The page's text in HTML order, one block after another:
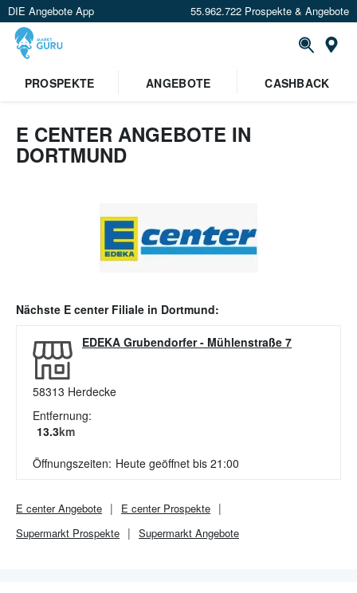
DIE Angebote App 55.962.722 Prospekte & Angebote
PROSPEKTE
ANGEBOTE CASHBACK
E CENTER ANGEBOTE IN
DORTMUND
Nächste E centerFiliale in Dortmund:
EDEKA Grubendorfer- Mühlenstraße 7
58313 Herdecke
Entfernung:
13.3km
Öffnungszeiten: Heute geöffnet bis 21:00
E centerAngebote E centerProspekte
Supermarkt Prospekte Supermarkt Angebote